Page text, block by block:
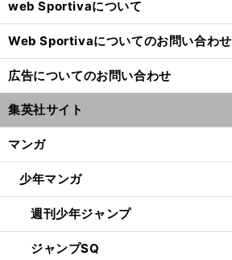
web Sportivaについて
Web Sportivaについてのお問い合わせ
広告についてのお問い合わせ
集英社サイト
マンガ
少年マンガ
週刊少年ジャンプ
ジャンプSQ